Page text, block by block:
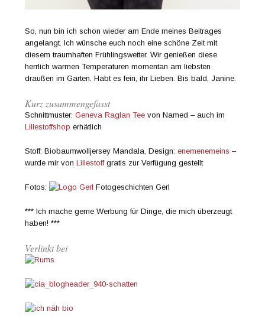
So, nun bin ich schon wieder am Ende meines Beitrages
angelangt. Ich wünsche euch noch eine schöne Zeit mit
diesem traumhaften Frühlingswetter. Wir genießen diese
herrlich warmen Temperaturen momentan am liebsten
draußen im Garten. Habt es fein, ihr Lieben. Bis bald, Janine.
Kurz zusammengefasst
Schnittmuster:Geneva Raglan Tee von Named – auch im
Lillestoffshop erhätlich
Stoff: Biobaumwolljersey Mandala, Design:enemenemeins –
wurde mir vonLillestoffgratis zur Verfügung gestellt
Fotos: Fotogeschichten Gerl
*** Ich mache gerne Werbung für Dinge, die mich überzeugt
haben! ***
Verlinkt bei